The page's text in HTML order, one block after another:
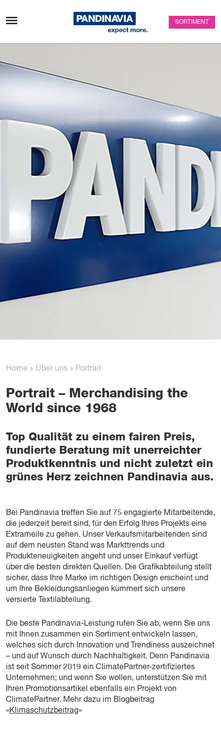
SORTIMENT
Home › Über uns › Portrait
Portrait – Merchandising the
World since 1968
Top Qualität zu einem fairen Preis,
fundierte Beratung mit unerreichter
Produktkenntnis und nicht zuletzt ein
grünes Herz zeichnen Pandinavia aus.
Bei Pandinavia treffen Sie auf 75 engagierte Mitarbeitende,
die jederzeit bereit sind, für den Erfolg Ihres Projekts eine
Extrameile zu gehen. Unser Verkaufsmitarbeitenden sind
auf dem neusten Stand was Markttrends und
Produkteneuigkeiten angeht und unser Einkauf verfügt
über die besten direkten Quellen. Die Grafikabteilung stellt
sicher, dass Ihre Marke im richtigen Design erscheint und
um Ihre Bekleidungsanliegen kümmert sich unsere
versierte Textilabteilung.
Die beste Pandinavia-Leistung rufen Sie ab, wenn Sie uns
mit Ihnen zusammen ein Sortiment entwickeln lassen,
welches sich durch Innovation und Trendiness auszeichnet
– und auf Wunsch durch Nachhaltigkeit. Denn Pandinavia
ist seit Sommer 2019 ein ClimatePartner-zertifiziertes
Unternehmen; und wenn Sie wollen, unterstützen Sie mit
Ihren Promotionsartikel ebenfalls ein Projekt von
ClimatePartner. Mehr dazu im Blogbeitrag
«Klimaschutzbeitrag»